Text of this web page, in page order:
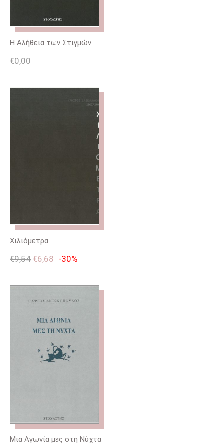
Η Αλήθεια των Στιγμών
€0,00
Χιλιόμετρα
€9,54 €6,68 -30%
Μια Αγωνία μες στη Νύχτα